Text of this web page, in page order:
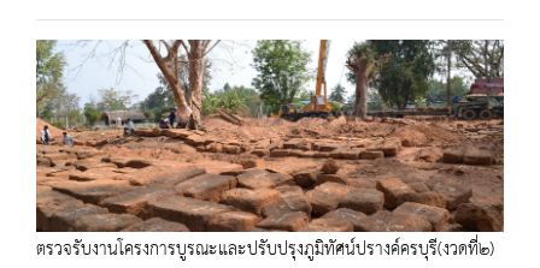
ตรวจรับงานโครงการบูรณะและปรับปรุงภูมิทัศน์ปรางค์ครบุรี(งวดที่๒)